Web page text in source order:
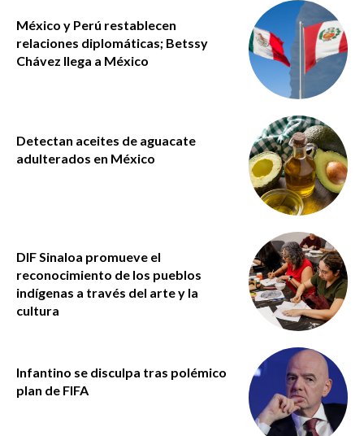
México y Perú restablecen
relaciones diplomáticas; Betssy
Chávez llega a México
Detectan aceites de aguacate
adulterados en México
DIF Sinaloa promueve el
reconocimiento de los pueblos
indígenas a través del arte y la
cultura
Infantino se disculpa tras polémico
plan de FIFA